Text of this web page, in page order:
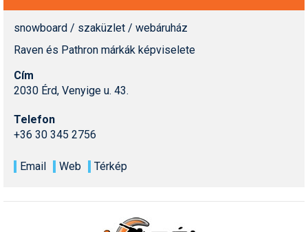
snowboard / szaküzlet / webáruház
Raven és Pathron márkák képviselete
Cím
2030 Érd, Venyige u. 43.
Telefon
+36 30 345 2756
Email Web Térkép